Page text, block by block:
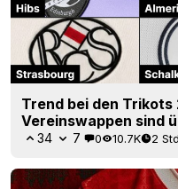
Trend bei den
Vereinswappen sind
34 7 0 10.7K 2